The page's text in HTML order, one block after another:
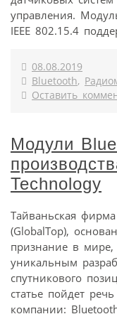
управления.
IEEE 802.15.4
08.08.2019
Bluetooth,
Оставить
Модули
Technology
Тайваньская
(GlobalTop),
признание в мире,
уникальным
спутникового
статье пойдет
компании: